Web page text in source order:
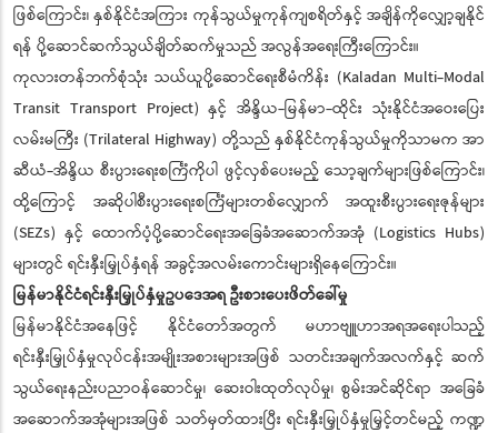
ဖြစ်ကြောင်း၊ နှစ်နိုင်ငံအကြား ကုန်သွယ်မှုကုန်ကျစရိတ်နှင့် အချိန်ကိုလျှော့ချနိုင်
ရန် ပို့ဆောင်ဆက်သွယ်ချိတ်ဆက်မှုသည် အလွန်အရေးကြီးကြောင်း။
ကုလားတန်ဘက်စုံသုံး သယ်ယူပို့ဆောင်ရေးစီမံကိန်း (Kaladan Multi-Modal
Transit Transport Project) နှင့် အိန္ဒိယ-မြန်မာ-ထိုင်း သုံးနိုင်ငံအဝေးပြေး
လမ်းမကြီး (Trilateral Highway) တို့သည် နှစ်နိုင်ငံကုန်သွယ်မှုကိုသာမက အာ
ဆီယံ-အိန္ဒိယ စီးပွားရေးစင်္ကြံကိုပါ ဖွင့်လှစ်ပေးမည့် သော့ချက်များဖြစ်ကြောင်း၊
ထို့ကြောင့် အဆိုပါစီးပွားရေးစင်္ကြံများတစ်လျှောက် အထူးစီးပွားရေးဇုန်များ
(SEZs) နှင့် ထောက်ပံ့ပို့ဆောင်ရေးအခြေခံအဆောက်အအုံ (Logistics Hubs)
များတွင် ရင်းနှီးမြှုပ်နှံရန် အခွင့်အလမ်းကောင်းများရှိနေကြောင်း။
မြန်မာနိုင်ငံရင်းနှီးမြှုပ်နှံမှုဥပဒေအရ ဦးစားပေးဖိတ်ခေါ်မှု
မြန်မာနိုင်ငံအနေဖြင့် နိုင်ငံတော်အတွက် မဟာဗျူဟာအရအရေးပါသည့်
ရင်းနှီးမြှုပ်နှံမှုလုပ်ငန်းအမျိုးအစားများအဖြစ် သတင်းအချက်အလက်နှင့် ဆက်
သွယ်ရေးနည်းပညာဝန်ဆောင်မှု၊ ဆေးဝါးထုတ်လုပ်မှု၊ စွမ်းအင်ဆိုင်ရာ အခြေခံ
အဆောက်အအုံများအဖြစ် သတ်မှတ်ထားပြီး ရင်းနှီးမြှုပ်နှံမှုမြှင့်တင်မည့် ကဏ္ဍ